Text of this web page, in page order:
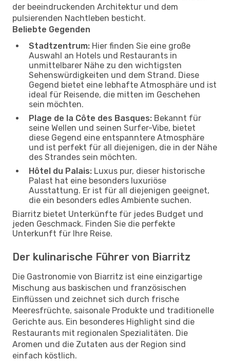
der beeindruckenden Architektur und dem
pulsierenden Nachtleben besticht.
Beliebte Gegenden
Stadtzentrum: Hier finden Sie eine große
Auswahl an Hotels und Restaurants in
unmittelbarer Nähe zu den wichtigsten
Sehenswürdigkeiten und dem Strand. Diese
Gegend bietet eine lebhafte Atmosphäre und ist
ideal für Reisende, die mitten im Geschehen
sein möchten.
Plage de la Côte des Basques: Bekannt für
seine Wellen und seinen Surfer-Vibe, bietet
diese Gegend eine entspanntere Atmosphäre
und ist perfekt für all diejenigen, die in der Nähe
des Strandes sein möchten.
Hôtel du Palais: Luxus pur, dieser historische
Palast hat eine besonders luxuriöse
Ausstattung. Er ist für all diejenigen geeignet,
die ein besonders edles Ambiente suchen.
Biarritz bietet Unterkünfte für jedes Budget und
jeden Geschmack. Finden Sie die perfekte
Unterkunft für Ihre Reise.
Der kulinarische Führer von Biarritz
Die Gastronomie von Biarritz ist eine einzigartige
Mischung aus baskischen und französischen
Einflüssen und zeichnet sich durch frische
Meeresfrüchte, saisonale Produkte und traditionelle
Gerichte aus. Ein besonderes Highlight sind die
Restaurants mit regionalen Spezialitäten. Die
Aromen und die Zutaten aus der Region sind
einfach köstlich.